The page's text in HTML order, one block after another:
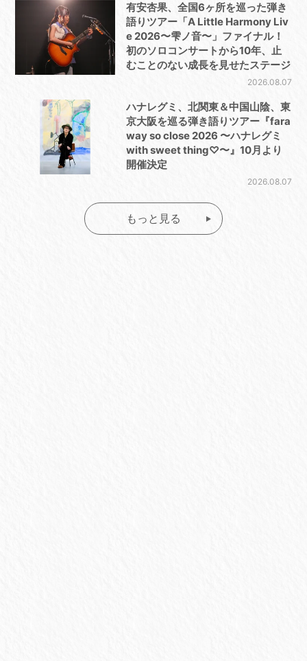
有安杏果、全国6ヶ所を巡った弾き
語りツアー「A Little Harmony Liv
e 2026〜雫ノ音〜」ファイナル！
初のソロコンサートから10年、止
むことのない成長を見せたステージ
2026.08.07
ハナレグミ、北関東＆中国山陰、東
京大阪を巡る弾き語りツアー『fara
way so close 2026 〜ハナレグミ
with sweet thing♡〜』10月より
開催決定
2026.08.07
もっと見る